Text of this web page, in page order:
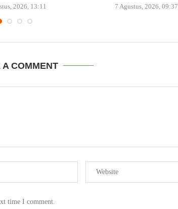
2026, 13:11 7 Agustus, 2026, 09:37
A COMMENT
time I comment.